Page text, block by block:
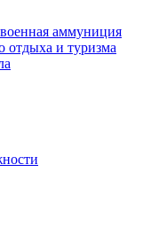
аммуниция
отдыха и туризма